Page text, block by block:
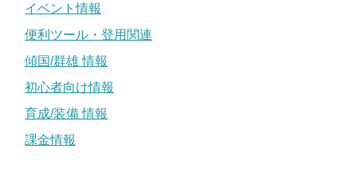
イベント情報
便利ツール・登用関連
傾国/群雄 情報
初心者向け情報
育成/装備 情報
課金情報